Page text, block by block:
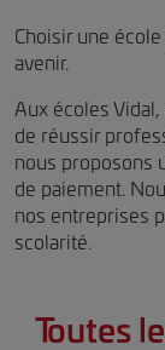
Choisir une
avenir.
Aux écoles
de réussir
nous proposons
de paiement.
nos entreprises
scolarité.
Toutes